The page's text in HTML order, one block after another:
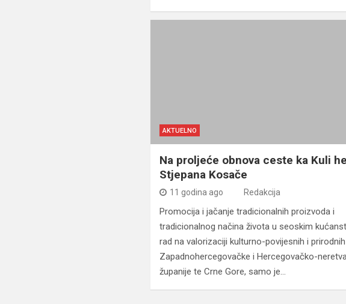
AKTUELNO
Na proljeće obnova ceste ka Kuli
Stjepana Kosače
11 godina ago Redakcija
Promocija i jačanje tradicionalnih proizvoda i
tradicionalnog načina života u seoskim
rad na valorizaciji kulturno-povijesnih i
Zapadnohercegovačke i Hercegovačko-
županije te Crne Gore, samo je…